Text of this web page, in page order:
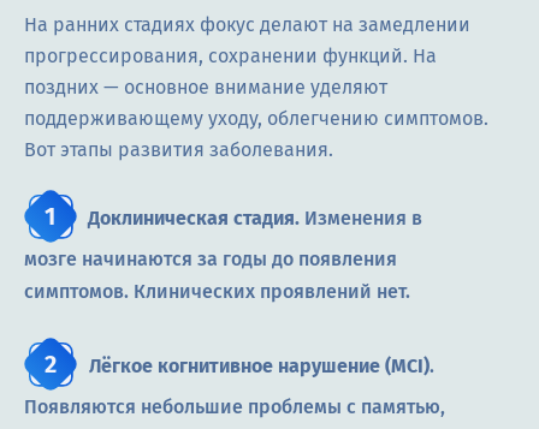
На ранних стадиях фокус делают на замедлении
прогрессирования, сохранении функций. На
поздних — основное внимание уделяют
поддерживающему уходу, облегчению симптомов.
Вот этапы развития заболевания.
Доклиническая стадия. Изменения в
мозге начинаются за годы до появления
симптомов. Клинических проявлений нет.
Лёгкое когнитивное нарушение (MCI).
Появляются небольшие проблемы с памятью,